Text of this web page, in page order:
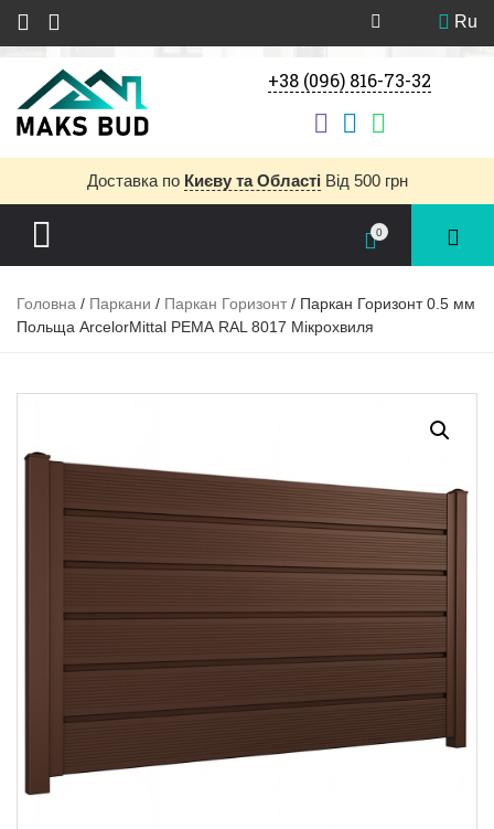
Ru
+38 (096) 816-73-32
Доставка по Києву та Області Від 500 грн
0
Головна / Паркани / Паркан Горизонт / Паркан Горизонт 0.5 мм
Польща ArcelorMittal PEМА RAL 8017 Мікрохвиля